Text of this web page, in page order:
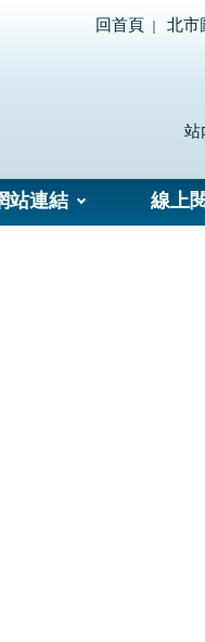
回首頁 北市
站
站連結 線上